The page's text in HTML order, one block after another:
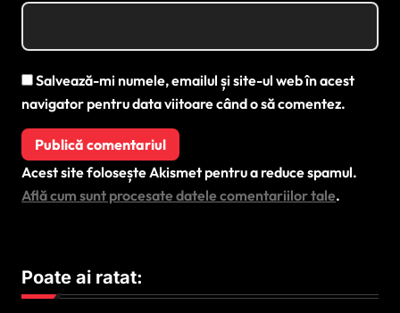
Salvează-mi numele, emailul și site-ul web în acest
navigator pentru data viitoare când o să comentez.
Acest site folosește Akismet pentru a reduce spamul.
Află cum sunt procesate datele comentariilor tale.
Poate ai ratat: